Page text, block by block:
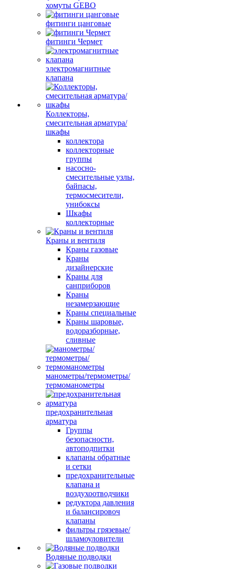
хомуты GEBO
фитинги цанговые
фитинги Чермет
электромагнитные
клапана
Коллекторы,
смесительная арматура/
шкафы
коллектора
коллекторные
группы
насосно-
смесительные узлы,
байпасы,
термосмесители,
унибоксы
Шкафы
коллекторные
Краны и вентиля
Краны газовые
Краны
дизайнерские
Краны для
санприборов
Краны
незамерзающие
Краны специальные
Краны шаровые,
водоразборные,
сливные
манометры/термометры/
термоманометры
предохранительная
арматура
Группы
безопасности,
автоподпитки
клапаны обратные
и сетки
предохранительные
клапана и
воздухоотводчики
редуктора давления
и балансировоч
клапаны
фильтры грязевые/
шламоуловители
Водяные подводки